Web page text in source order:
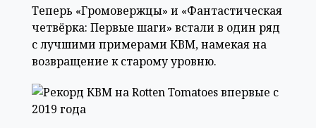
Теперь «Громовержцы» и «Фантастическая
четвёрка: Первые шаги» встали в один ряд
с лучшими примерами КВМ, намекая на
возвращение к старому уровню.